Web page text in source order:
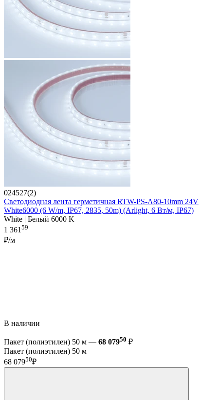
024527(2)
Светодиодная лента герметичная RTW-PS-A80-10mm 24V
White6000 (6 W/m, IP67, 2835, 50m) (Arlight, 6 Вт/м, IP67)
White | Белый 6000 K
1 361 59
₽/м
В наличии
Пакет (полиэтилен) 50 м — 68 07950 ₽
Пакет (полиэтилен) 50 м
68 07950₽